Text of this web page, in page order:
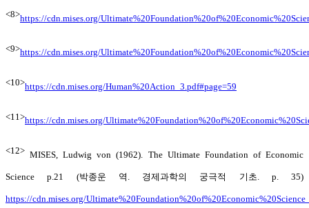
<8>https://cdn.mises.org/
<9>https://cdn.mises.org/
<10>https://cdn.mises.org/Human%20Action_3.pdf#page=59
<11>https://cdn.mises.org/
<12> MISES, Ludwig von (1962). The Ultimate Foundation of Economic
Science p.21 (박종운 역. 경제과학의 궁극적 기초. p. 35)
https://cdn.mises.org/